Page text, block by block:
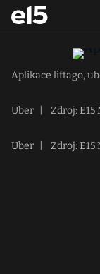
Aplikace liftago,
Uber Zdroj: E15
Uber Zdroj: E15